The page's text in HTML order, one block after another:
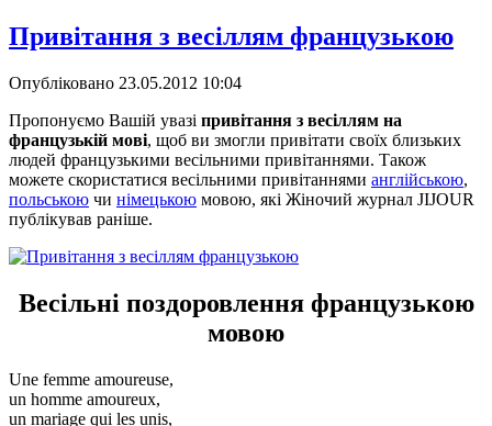
Привітання з весіллям французькою
Опубліковано 23.05.2012 10:04
Пропонуємо Вашій увазі привітання з весіллям на
французькій мові, щоб ви змогли привітати своїх близьких
людей французькими весільними привітаннями. Також
можете скористатися весільними привітаннями англійською,
польською чи німецькою мовою, які Жіночий журнал JIJOUR
публікував раніше.
Весільні поздоровлення французькою
мовою
Une femme amoureuse,
un homme amoureux,
un mariage qui les unis,